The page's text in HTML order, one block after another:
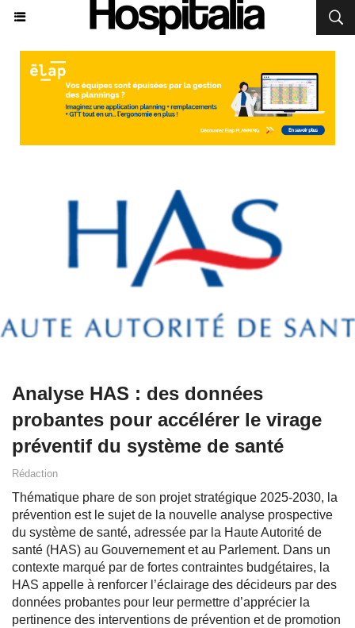
Analyse HAS : des données
probantes pour accélérer le virage
préventif du système de santé
Rédaction
Thématique phare de son projet stratégique 2025-2030, la
prévention est le sujet de la nouvelle analyse prospective
du système de santé, adressée par la Haute Autorité de
santé (HAS) au Gouvernement et au Parlement. Dans un
contexte marqué par de fortes contraintes budgétaires, la
HAS appelle à renforcer l’éclairage des décideurs par des
données probantes pour leur permettre d’apprécier la
pertinence des interventions de prévention et de promotion